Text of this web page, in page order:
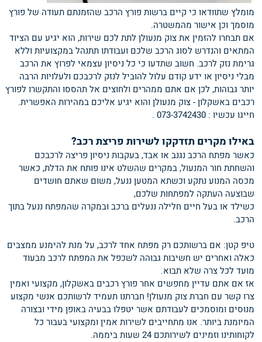
מומלץ שתוודאו כי קיים ברשות פורץ הרכב שהזמנתם תעודה של פורץ
מוסמך וכן אישור מהמשטרה.
אם תבחרו להזמין את צוק מנעולן לתת לכם שירות, הוא יגיע עם הציוד
המתאים והנדרש לסוג הרכב שלכם ועבודתו תתנהל במקצועיות וללא
גרימת נזק לרכב. חשוב שתדעו כי כל ניסיון עצמאי לפרוץ את הרכב
מבלי ניסיון או ידע קודם עלול להוביל לנזק לרכבכם ולעלויות הרבה
יותר גבוהות, לכן אם אתם ממהרים ולחוצים אל תהססו והתקשרו לפורץ
רכבים באשקלון - צוק מנעולן והוא יגיע אליכם במהירות האפשרית.
חייגו עכשיו : 073-3742430 .
באילו מקרים תזדקקו לשירות פריצת רכב?
כאשר מפתח הרכב נגנב או אבד, בעקבות ניסיון פריצה לרכבכם
והשחתת חור המנעול, במקרים שהשלט אינו פותח את הדלת, כאשר
מכסה המנוע נתקע וכשתא המטען ננעל, משום שאתם חושדים
שבוצעה העתקה למפתחות שלכם,
כשילד או בעל חיים חלילה ננעלים ברכב ובמקרה שהמפתח ננעל בתוך
הרכב.
טיפ קטן: אם ברשותכם רק מפתח אחד לרכב, על מנת להימנע ממצבים
כאלה ואחרים יש חשיבות גבוהה לשכפל את המפתח לרכב מבעוד
מועד לכל צרה שלא תבוא.
אז אם אתם עדיין מחפשים אחר פורץ רכבים באשקלון, מקצועי ואמין
צרו קשר עם חברת צוק מנעולן! חברתנו תעמיד לרשותכם אנשי מקצוע
מנוסים ומוסמכים לעבודתם אשר יטפלו בבעיה באופן מידי ובצורה
המיומנת ביותר. אנו מתחייבים לשירות אמין ומקצועי בעבור כל
לקוחותינו וזמינים לשירותכם 24 שעות ביממה.